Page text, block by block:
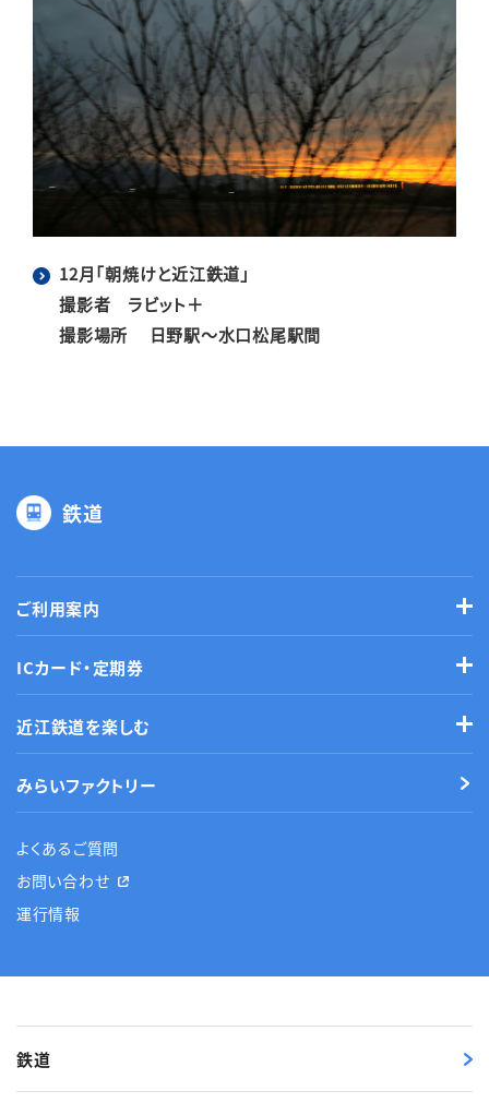
12月「朝焼けと近江鉄道」
撮影者 ラビット＋
撮影場所 日野駅～水口松尾駅間
鉄道
ご利用案内
ICカード・定期券
近江鉄道を楽しむ
みらいファクトリー
よくあるご質問
お問い合わせ
運行情報
鉄道